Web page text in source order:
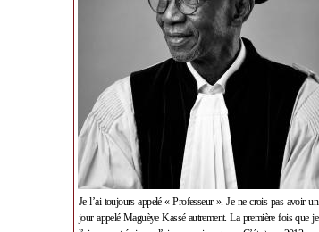
Je l’ai toujours appelé « Professeur ». Je ne crois pas avoir un
jour appelé Maguèye Kassé autrement. La première fois que je